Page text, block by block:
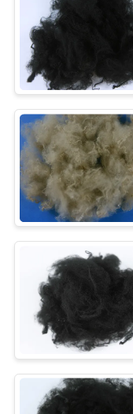
NOUS
NOUVELLES
CAS
PLAN
DU
SITE
PRIVACY
POLICY
fibre
Fibre